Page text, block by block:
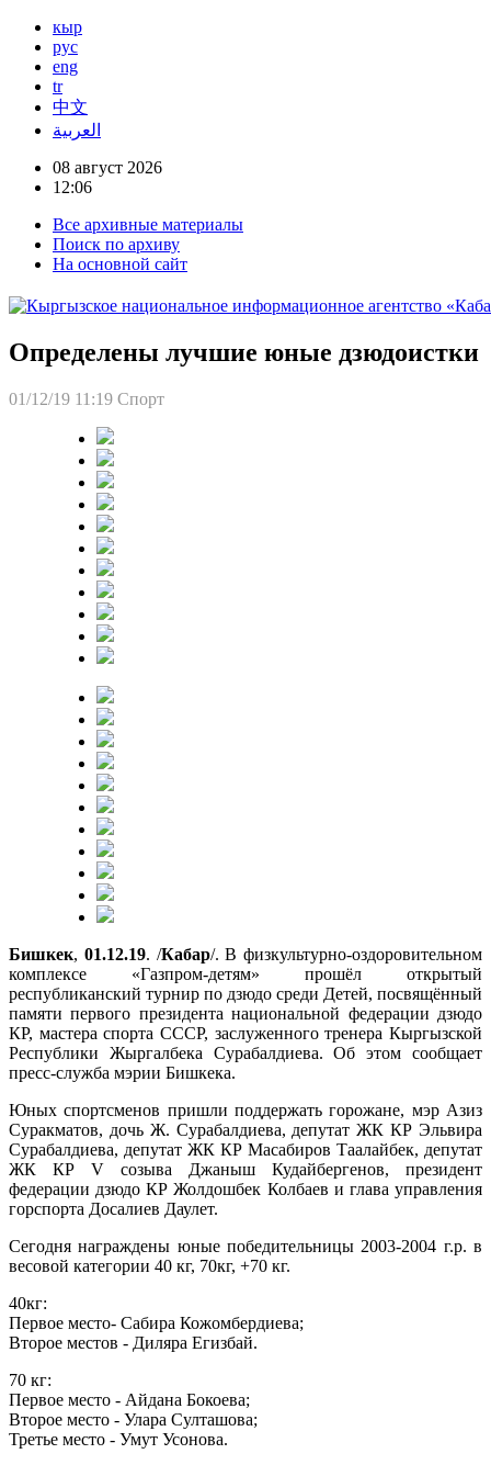
кыр
рус
eng
tr
中文
العربية
08 август 2026
12:06
Все архивные материалы
Поиск по архиву
На основной сайт
Определены лучшие юные дзюдоистки
01/12/19 11:19 Спорт
Бишкек, 01.12.19. /Кабар/.В физкультурно-оздоровительном
комплексе «Газпром-детям» прошёл открытый
республиканский турнир по дзюдо среди Детей, посвящённый
памяти первого президента национальной федерации дзюдо
КР, мастера спорта СССР, заслуженного тренера Кыргызской
Республики Жыргалбека Сурабалдиева. Об этом сообщает
пресс-служба мэрии Бишкека.
Юных спортсменов пришли поддержать горожане, мэр Азиз
Суракматов, дочь Ж. Сурабалдиева, депутат ЖК КР Эльвира
Сурабалдиева, депутат ЖК КР Масабиров Таалайбек, депутат
ЖК КР V созыва Джаныш Кудайбергенов, президент
федерации дзюдо КР Жолдошбек Колбаев и глава управления
горспорта Досалиев Даулет.
Сегодня награждены юные победительницы 2003-2004 г.р. в
весовой категории 40 кг, 70кг, +70 кг.
40кг:
Первое место- Сабира Кожомбердиева;
Второе местов - Диляра Егизбай.
70 кг:
Первое место - Айдана Бокоева;
Второе место - Улара Султашова;
Третье место - Умут Усонова.